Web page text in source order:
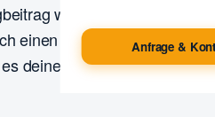
Anfrage &
werden wir
einen Platz in deiner SEO-
deine Website beeinflussen